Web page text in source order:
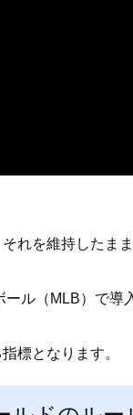
れを維持したま
ル（MLB）で導
標となります。